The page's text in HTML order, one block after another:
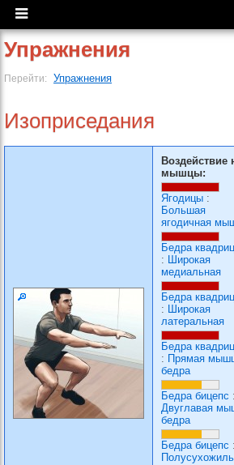
Упражнения
Перейти: Упражнения
Изоприседания
Воздействие
мышцы:
Ягодицы :
Большая
ягодичная
Бедра
: Широкая
медиальная
Бедра
: Широкая
латеральная
Бедра
: Прямая
бедра
Бедра бицепс :
Двуглавая
бедра
Бедра бицепс :